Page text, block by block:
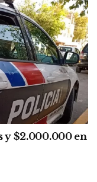
y $2.000.000 en